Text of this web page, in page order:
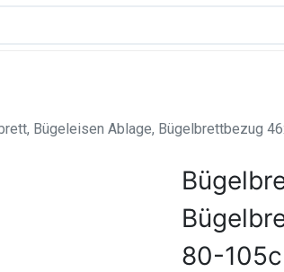
Bügeleisen Ablage, Bügelbrettbezug
80-